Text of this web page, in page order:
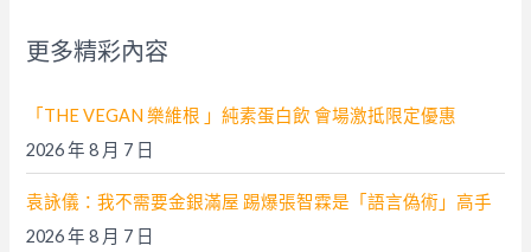
:
更多精彩內容
「THE VEGAN 樂維根 」純素蛋白飲 會場激抵限定優惠
2026 年 8 月 7 日
袁詠儀：我不需要金銀滿屋 踢爆張智霖是「語言偽術」高手
2026 年 8 月 7 日